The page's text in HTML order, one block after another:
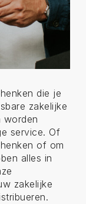
die je
zakelijke
worden
service. Of
of om
alles in
zakelijke